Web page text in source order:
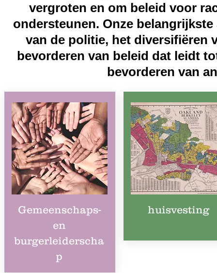
vergroten en om beleid voor
ondersteunen. Onze
van de politie, het diversifiëren
bevorderen van beleid dat leidt
bevorderen van
Gemeenschaps-
en
burgerleiderscha
p
huisvesting